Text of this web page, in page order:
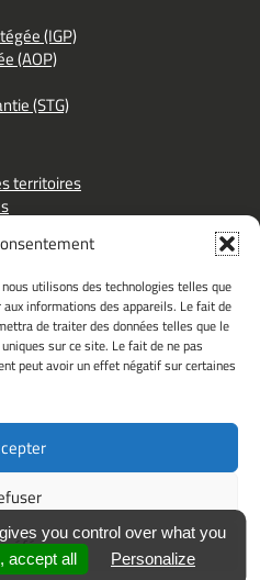
utilisons des technologies telles que
informations des appareils. Le fait de
de traiter des données telles que le
sur ce site. Le fait de ne pas
peut avoir un effet négatif sur certaines
(IGP)
(AOP)
(STG)
territoires
inao.gouv.fr
est soutenu par
you control over what you
accept all Personalize